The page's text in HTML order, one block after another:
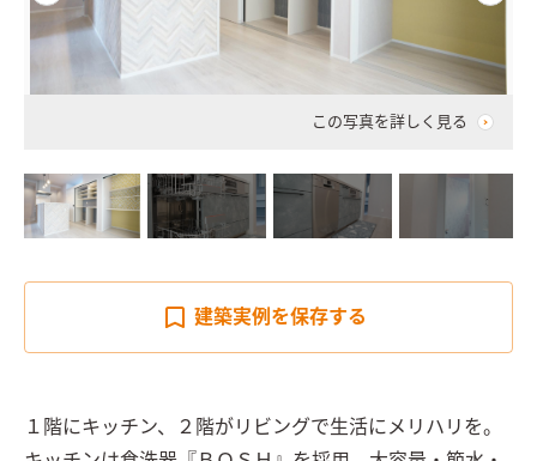
この写真を詳しく見る
建築実例を保存する
１階にキッチン、２階がリビングで生活にメリハリを。